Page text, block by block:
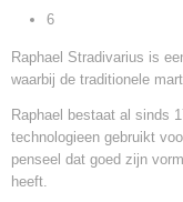
6
Raphael Stradivarius is
waarbij de traditionele
Raphael bestaat al sinds
technologieen gebruikt
penseel dat goed zijn
heeft.